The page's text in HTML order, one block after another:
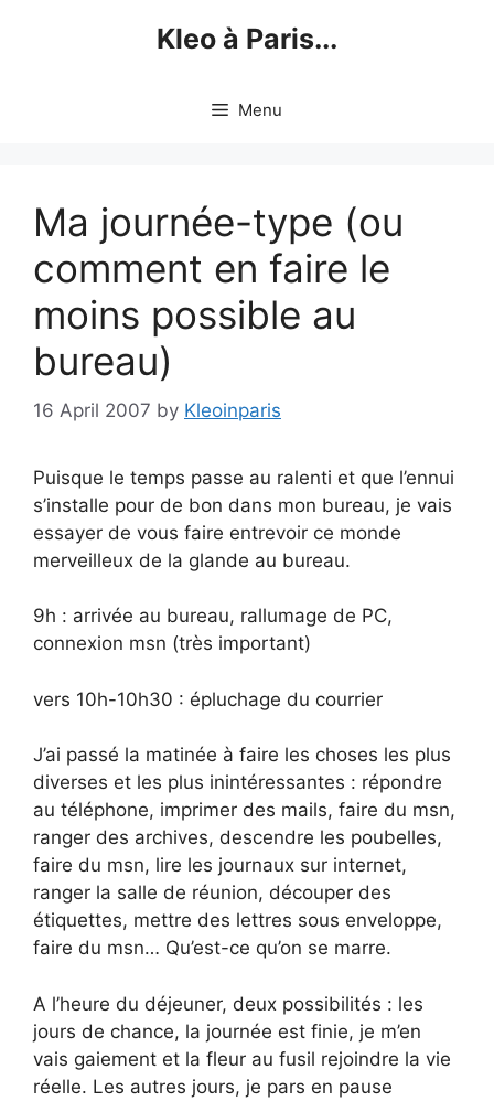
Kleo à Paris...
Menu
Ma journée-type (ou
comment en faire le
moins possible au
bureau)
16 April 2007 by Kleoinparis
Puisque le temps passe au ralenti et que l’ennui
s’installe pour de bon dans mon bureau, je vais
essayer de vous faire entrevoir ce monde
merveilleux de la glande au bureau.
9h : arrivée au bureau, rallumage de PC,
connexion msn (très important)
vers 10h-10h30 : épluchage du courrier
J’ai passé la matinée à faire les choses les plus
diverses et les plus inintéressantes : répondre
au téléphone, imprimer des mails, faire du msn,
ranger des archives, descendre les poubelles,
faire du msn, lire les journaux sur internet,
ranger la salle de réunion, découper des
étiquettes, mettre des lettres sous enveloppe,
faire du msn… Qu’est-ce qu’on se marre.
A l’heure du déjeuner, deux possibilités : les
jours de chance, la journée est finie, je m’en
vais gaiement et la fleur au fusil rejoindre la vie
réelle. Les autres jours, je pars en pause